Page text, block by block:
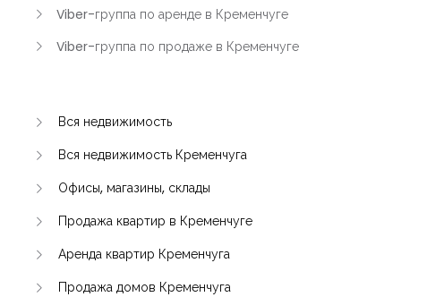
Viber-группа по аренде в Кременчуге
Viber-группа по продаже в Кременчуге
Вся недвижимость
Вся недвижимость Кременчуга
Офисы, магазины, склады
Продажа квартир в Кременчуге
Аренда квартир Кременчуга
Продажа домов Кременчуга